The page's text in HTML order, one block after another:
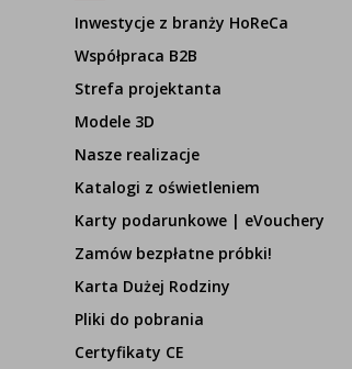
Inwestycje z branży HoReCa
Współpraca B2B
Strefa projektanta
Modele 3D
Nasze realizacje
Katalogi z oświetleniem
Karty podarunkowe | eVouchery
Zamów bezpłatne próbki!
Karta Dużej Rodziny
Pliki do pobrania
Certyfikaty CE